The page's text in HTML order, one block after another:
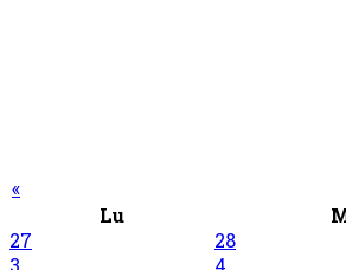
«
Lu
27
28
3
4